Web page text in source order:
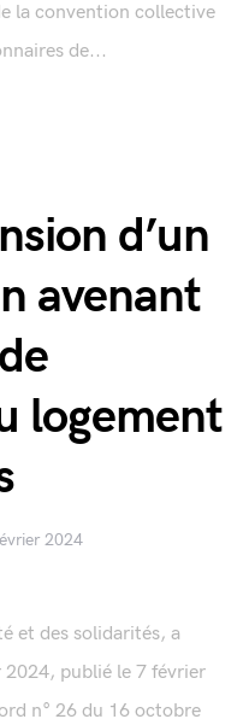
la convention collective
de...
d’un
avenant
logement
2024
et des solidarités, a
publié le 7 février
n° 26 du 16 octobre